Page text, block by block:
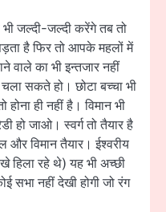
जल्दी-जल्दी करेंगे तब तो
है फिर तो आपके महलों में
का भी इन्तजार नहीं
सकते हो। छोटा बच्चा भी
ही नहीं है। विमान भी
हो जाओ। स्वर्ग तो तैयार है
और विमान तैयार। ईश्वरीय
हिला रहे थे) यह भी अच्छी
सभा नहीं देखी होगी जो रंग